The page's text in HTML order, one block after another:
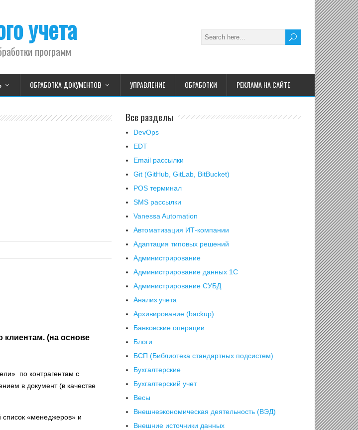
учета
программ
ОБРАБОТКА ДОКУМЕНТОВ УПРАВЛЕНИЕ ОБРАБОТКИ РЕКЛАМА НА САЙТЕ
(на основе
по контрагентам с
в документ (в качестве
«менеджеров» и
Все разделы
DevOps
EDT
Email рассылки
Git (GitHub, GitLab, BitBucket)
POS терминал
SMS рассылки
Vanessa Automation
Автоматизация ИТ-компании
Адаптация типовых решений
Администрирование
Администрирование данных 1С
Администрирование СУБД
Анализ учета
Архивирование (backup)
Банковские операции
Блоги
БСП (Библиотека стандартных подсистем)
Бухгалтерские
Бухгалтерский учет
Весы
Внешнеэкономическая деятельность (ВЭД)
Внешние источники данных